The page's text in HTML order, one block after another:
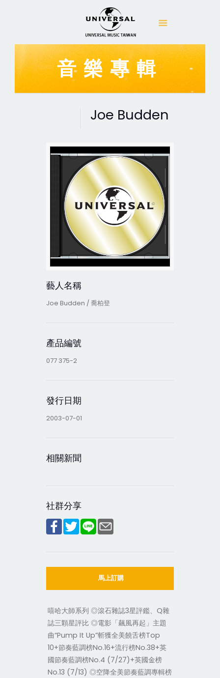
音樂專輯
Joe Budden
藝人名稱
Joe Budden / 喬柏登
產品編號
077 375-2
發行日期
2003-07-01
相關新聞
社群分享
馬上訂購
嘻哈大師系列 ◎滾石雜誌3星評鑑、Q雜
誌三顆星評比 ◎電影「飆風再起」主題
曲“Pump It Up”斬獲全美饒舌榜Top
10+節奏藍調榜No.16+流行榜No.38+英
國節奏藍調榜No.4 (7/27)+英國金榜
No.13 (7/13) ◎空降全美節奏藍調專輯榜